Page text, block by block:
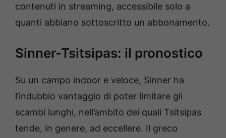
contenuti in streaming, accessibile solo a
quanti abbiano sottoscritto un abbonamento.
Sinner-Tsitsipas: il pronostico
Su un campo indoor e veloce, Sinner ha
l’indubbio vantaggio di poter limitare gli
scambi lunghi, nell’ambito dei quali Tsitsipas
tende, in genere, ad eccellere. Il greco